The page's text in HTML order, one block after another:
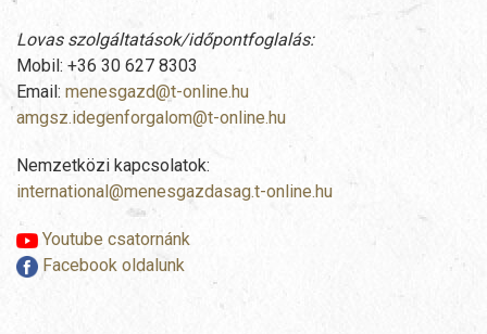
Lovas szolgáltatások/időpontfoglalás:
Mobil: +36 30 627 8303
Email: menesgazd@t-online.hu
amgsz.idegenforgalom@t-online.hu
Nemzetközi kapcsolatok:
international@menesgazdasag.t-online.hu
Youtube csatornánk
Facebook oldalunk